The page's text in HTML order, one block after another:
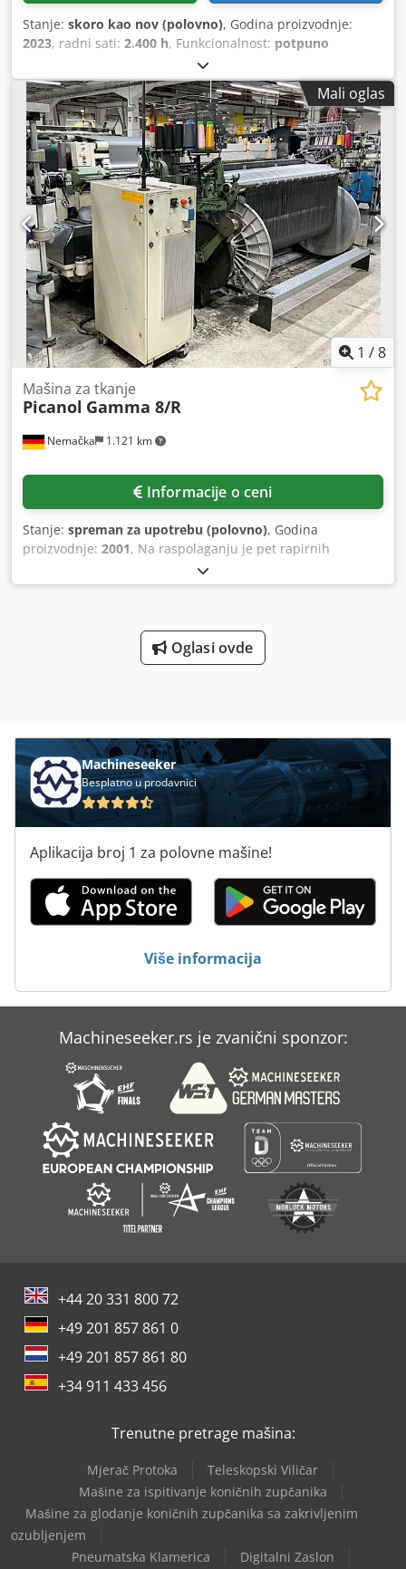
Stanje: skoro kao nov (polovno), Godina proizvodnje:
2023, radni sati: 2.400 h, Funkcionalnost: potpuno
, broj mašine/vozila:
kW (505,00 KS), prazna masa vozila:75.000 kg, sila
rezanja:900 t, Mobilna dizel presa-škara COPEX model
REFLEX 900 tona (godina 2023). Održavanje izvršio
proizvođač. Kapacitet: 10 do 22 t/h, u zavisnosti od vrste
otpada koji se seče. Dostupno odmah. Dksdoxg Ekfepfx
Acyjr
Mali oglas
1 /8
Nemačka 1.121 km
Mašina za tkanje
Picanol Gamma 8/R
Informacije o ceni
Stanje: spreman za upotrebu (polovno), Godina
proizvodnje: 2001, Na raspolaganju je pet rapirnih
tkalačkih mašina Picanol. Radna širina: 1900 mm, broj boja
potke: 8. U kompletu je 8 dovodnika potke i 8 okvira sa
Oglasi ovde
Machineseeker
Besplatno u prodavnici
Aplikacija broj 1 za polovne mašine!
Više informacija
Machineseeker.rs je zvanični sponzor:
+44 20 331 800 72
+49 201 857 861 0
+49 201 857 861 80
+34 911 433 456
Trenutne pretrage mašina:
Mjerač Protoka
Teleskopski Viličar
Mašine za ispitivanje koničnih zupčanika
Mašine za glodanje koničnih zupčanika sa zakrivljenim
ozubljenjem
Pneumatska Klamerica
Digitalni Zaslon